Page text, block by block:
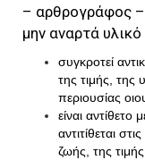
– αρθρογράφος
μην αναρτά
συγκροτεί
της τιμής, της
περιουσίας
είναι
αντιτίθεται
ζωής, της